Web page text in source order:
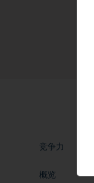
竞争力
概览